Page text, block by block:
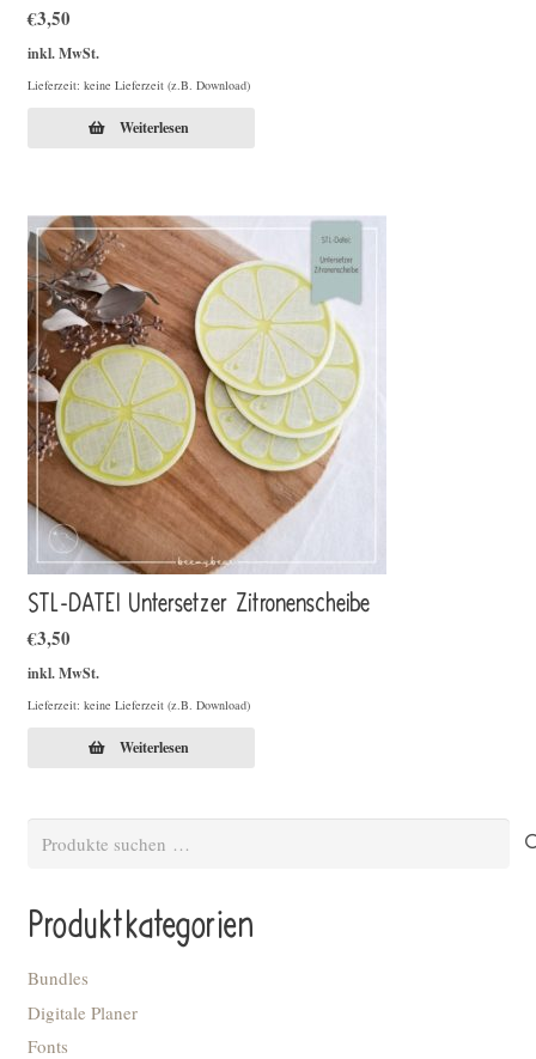
€3,50
inkl. MwSt.
Lieferzeit: keine Lieferzeit (z.B. Download)
Weiterlesen
STL-DATEI Untersetzer Zitronenscheibe
€3,50
inkl. MwSt.
Lieferzeit: keine Lieferzeit (z.B. Download)
Weiterlesen
Suchen
Produktkategorien
Bundles
Digitale Planer
Fonts